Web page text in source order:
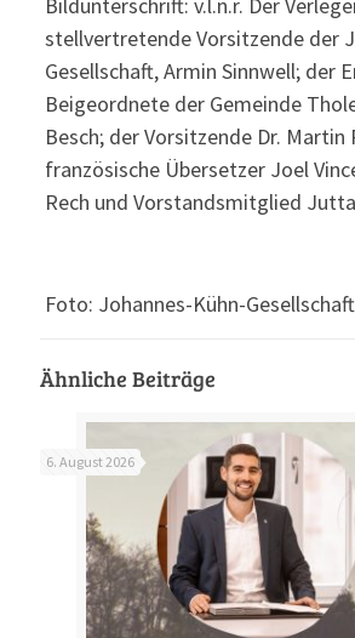
stellvertretende Vorsitzende der
Gesellschaft, Armin Sinnwell; der
Beigeordnete der Gemeinde
Besch; der Vorsitzende Dr. Martin
französische Übersetzer Joel
Rech und Vorstandsmitglied
Foto: Johannes-Kühn-Gesellschaft
Ähnliche Beiträge
6. August 2026